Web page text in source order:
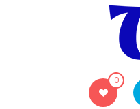
MAKTOP.MK
0